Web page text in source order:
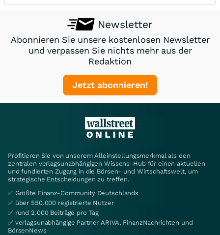
Newsletter
Abonnieren Sie unsere kostenlosen Newsletter
und verpassen Sie nichts mehr aus der
Redaktion
Jetzt abonnieren!
Profitieren Sie von unserem Alleinstellungsmerkmal als den
zentralen verlagsunabhängigen Wissens-Hub für einen aktuellen
und fundierten Zugang in die Börsen- und Wirtschaftswelt, um
strategische Entscheidungen zu treffen.
✅ Größte Finanz-Community Deutschlands
✅ über 550.000 registrierte Nutzer
✅ rund 2.000 Beiträge pro Tag
✅ verlagsunabhängige Partner ARIVA, FinanzNachrichten und
BörsenNews